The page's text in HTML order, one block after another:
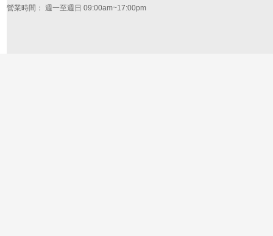
營業時間： 週一至週日 09:00am~17:00pm